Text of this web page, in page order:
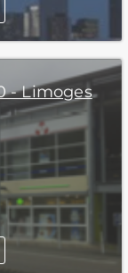
- Limoges